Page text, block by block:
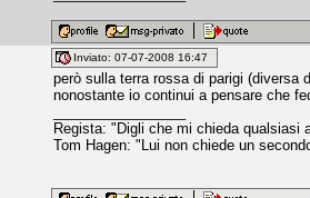
Inviato: 07-07-2008 16:47
però sulla terra rossa di parigi (diversa
nonostante io continui a pensare che
Regista: "Digli che mi chieda qualsiasi
Tom Hagen: "Lui non chiede un